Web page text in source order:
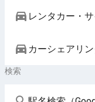
レンタカー・
カーシェアリン
検索